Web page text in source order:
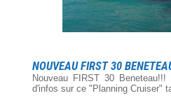
NOUVEAU FIRST 30
Nouveau FIRST 30
d'infos sur ce "Planning Cruiser"